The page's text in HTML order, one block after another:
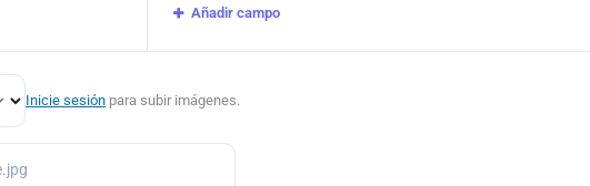
Añadir campo
Inicie sesión para subir imágenes.